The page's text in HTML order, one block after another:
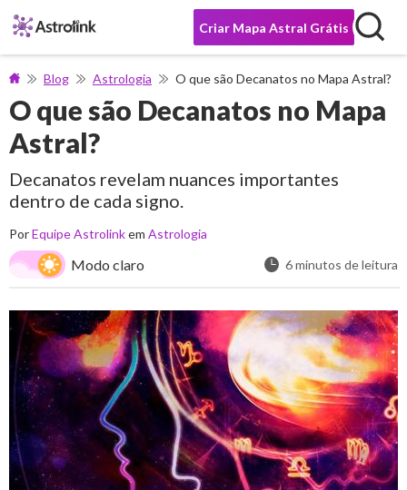
Criar Mapa Astral Grátis
Blog Astrologia O que são Decanatos no Mapa Astral?
O que são Decanatos no Mapa
Astral?
Decanatos revelam nuances importantes
dentro de cada signo.
PorEquipe Astrolinkem Astrologia
Modo claro 6 minutos de leitura